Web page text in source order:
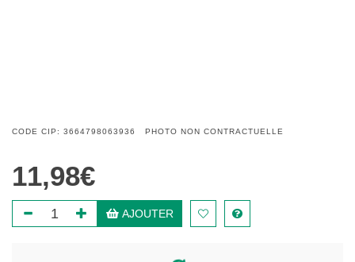
CODE CIP: 3664798063936 PHOTO NON CONTRACTUELLE
11,98€
AJOUTER